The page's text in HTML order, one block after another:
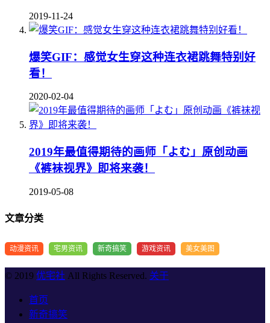
2019-11-24
爆笑GIF：感觉女生穿这种连衣裙跳舞特别好
看！
2020-02-04
2019年最值得期待的画师「よむ」原创动画
《裤袜视界》即将来袭！
2019-05-08
文章分类
动漫资讯 宅男资讯 新奇搞笑 游戏资讯 美女美图
© 2019 优宅社 All Rights Reserved. 关于
首页
新奇搞笑